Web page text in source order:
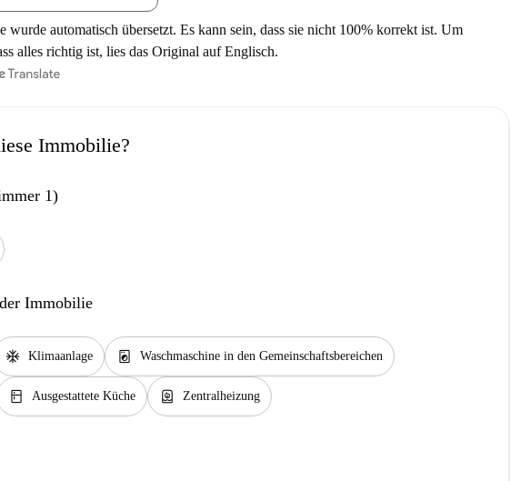
wurde automatisch übersetzt. Es kann sein, dass sie nicht 100% korrekt ist. Um
alles richtig ist, lies das Original auf Englisch.
Immobilie?
1)
Immobilie
ac_unit Klimaanlage local_laundry_service Waschmaschine in den Gemeinschaftsbereichen
kitchen Ausgestattete Küche water_heater Zentralheizung